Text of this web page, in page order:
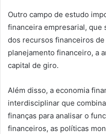
Outro campo de estudo
financeira empresarial, que
dos recursos financeiros
planejamento financeiro, a
capital de giro.
Além disso, a economia
interdisciplinar que
finanças para analisar o
financeiros, as políticas